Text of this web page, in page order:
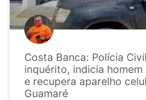
Costa Banca: Polícia
inquérito, indicia
e recupera aparelho
Guamaré